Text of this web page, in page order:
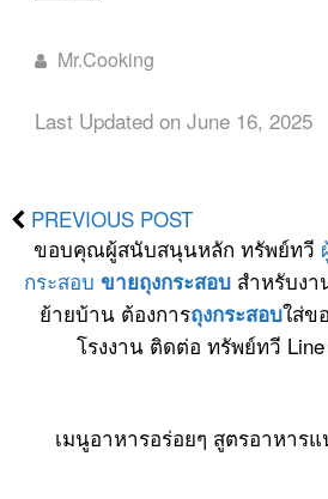
Mr.Cooking
Last Updated on June 16, 2025
PREVIOUS POST
ขอบคุณผู้สนับสนุนหลัก ทรัพย์ทวี
กระสอบ ขายถุงกระสอบ สำหรับง
ย้ายบ้าน ต้องการถุงกระสอบใส่ข
โรงงาน ติดต่อ ทรัพย์ทวี Line
เมนูอาหารอร่อยๆ สูตรอาหาร